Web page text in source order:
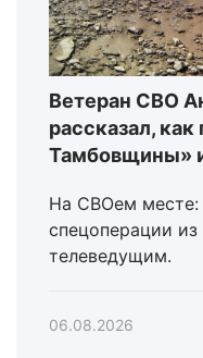
Ветеран СВО
рассказал,
Тамбовщины»
На СВОем месте:
спецоперации
телеведущим.
06.08.2026